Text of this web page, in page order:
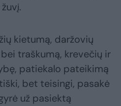
kietumą, daržovių
traškumą, krevečių ir
patiekalo pateikimą
bet teisingi, pasakė
už pasiektą